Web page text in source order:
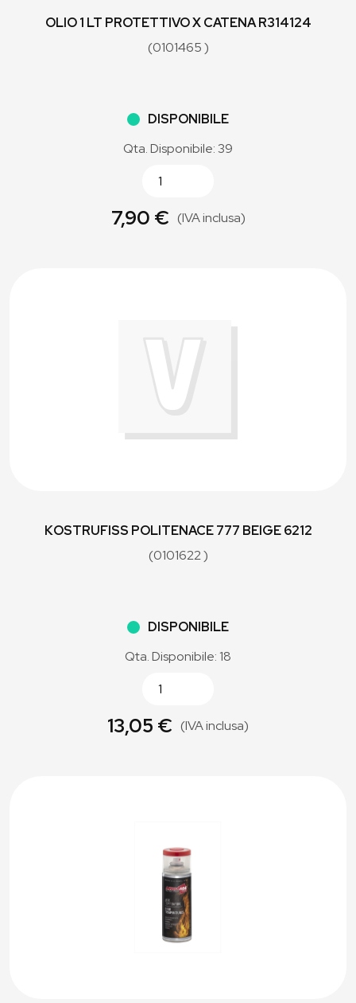
OLIO 1 LT PROTETTIVO X CATENA R314124
(0101465 )
DISPONIBILE
Qta. Disponibile: 39
7,90 € (IVA inclusa)
KOSTRUFISS POLITENACE 777 BEIGE 6212
(0101622 )
DISPONIBILE
Qta. Disponibile: 18
13,05 € (IVA inclusa)